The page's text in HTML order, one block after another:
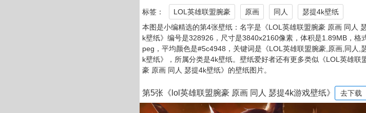
标签： LOL英雄联盟腕豪 原画 同人
瑟提4k壁纸
本图是小编精选的第4张壁纸：名字是《LOL英雄联盟腕豪 原画 同人
k壁纸》编号是328926，尺寸是3840x2160像素，体积是1.89MB，格
peg，平均颜色是#5c4948，关键词是《LOL英雄联盟腕豪,原画,同人,
k壁纸》，所属分类是4k壁纸。壁纸爱好者还有更多类似《LOL英雄联
豪 原画 同人 瑟提4k壁纸》的壁纸图片。
第5张《lol英雄联盟腕豪 原画 同人 瑟提4k游戏壁纸》 去下载